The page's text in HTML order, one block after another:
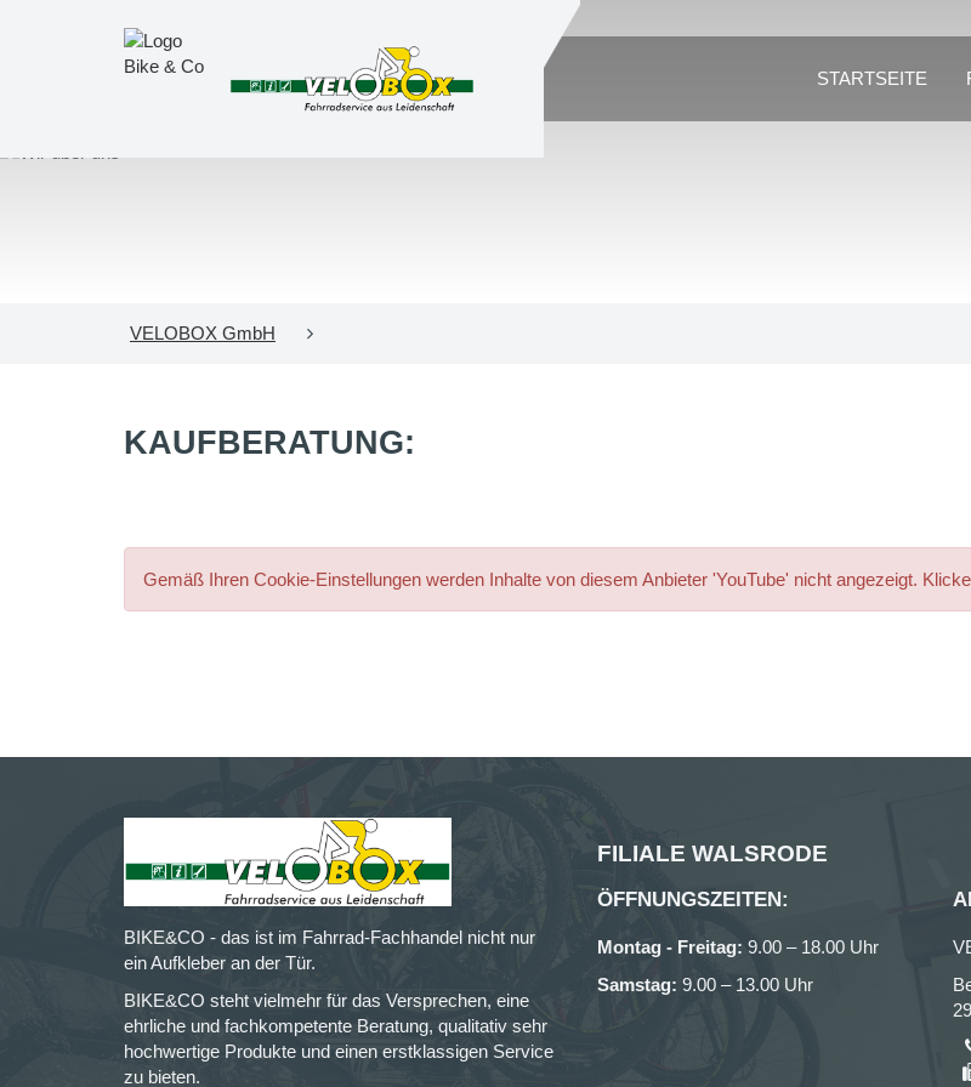
STARTSEITE
VELOBOX GmbH
KAUFBERATUNG:
Gemäß Ihren Cookie-Einstellungen werden Inhalte von diesem Anbieter 'YouTube' nicht angezeigt.
BIKE&CO - das ist im Fahrrad-Fachhandel nicht nur
ein Aufkleber an der Tür.
BIKE&CO steht vielmehr für das Versprechen, eine
ehrliche und fachkompetente Beratung, qualitativ sehr
hochwertige Produkte und einen erstklassigen Service
zu bieten.
FILIALE WALSRODE
ÖFFNUNGSZEITEN:
Montag - Freitag: 9.00 – 18.00 Uhr
Samstag: 9.00 – 13.00 Uhr